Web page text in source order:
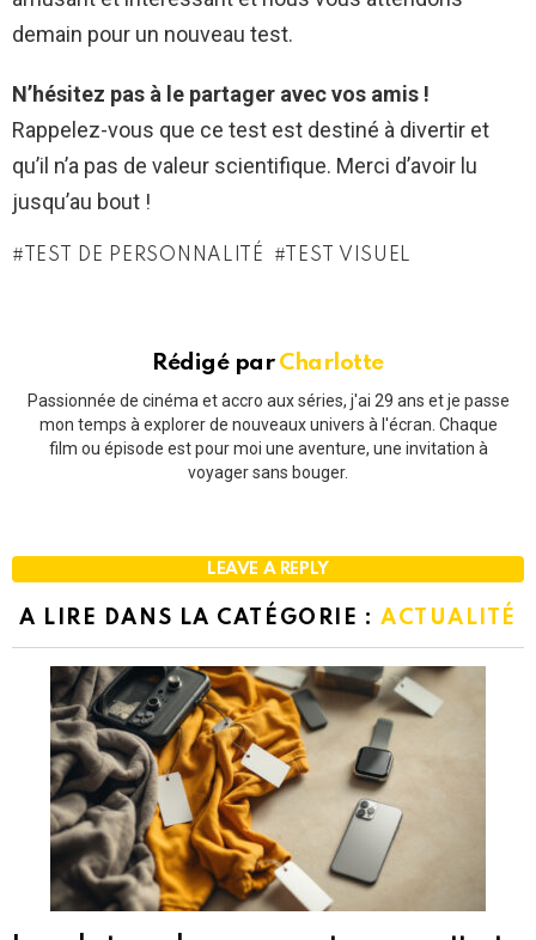
demain pour un nouveau test.
N’hésitez pas à le partager avec vos amis !
Rappelez-vous que ce test est destiné à divertir et
qu’il n’a pas de valeur scientifique. Merci d’avoir lu
jusqu’au bout !
TEST DE PERSONNALITÉ TEST VISUEL
Rédigé par Charlotte
Passionnée de cinéma et accro aux séries, j'ai 29 ans et je passe
mon temps à explorer de nouveaux univers à l'écran. Chaque
film ou épisode est pour moi une aventure, une invitation à
voyager sans bouger.
LEAVE A REPLY
A LIRE DANS LA CATÉGORIE : ACTUALITÉ